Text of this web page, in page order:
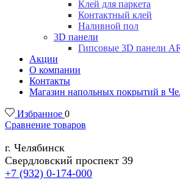
Клей для паркета
Контактный клей
Наливной пол
3D панели
Гипсовые 3D панели
Акции
О компании
Контакты
Магазин напольных покрытий в
Избранное 0
Сравнение товаров
г. Челябинск
Свердловский проспект 39
+7 (932) 0-174-000